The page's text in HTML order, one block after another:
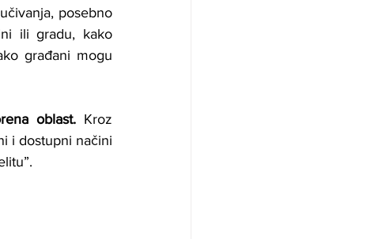
posebno
ili gradu, kako
građani mogu
oblast. Kroz
i dostupni načini